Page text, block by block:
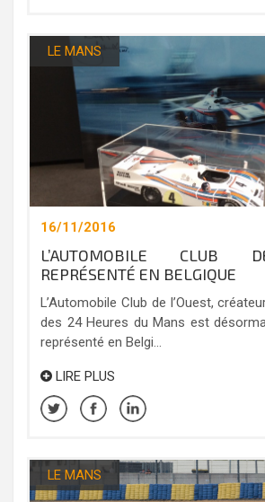
LE MANS
16/11/2016
L’AUTOMOBILE CLUB
REPRÉSENTÉ EN BELGIQUE
L’Automobile Club de l’Ouest,
des 24 Heures du Mans est
représenté en Belgi...
LIRE PLUS
LE MANS